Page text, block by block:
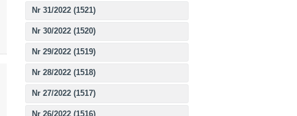
Nr 31/2022 (1521)
Nr 30/2022 (1520)
Nr 29/2022 (1519)
Nr 28/2022 (1518)
Nr 27/2022 (1517)
Nr 26/2022 (1516)